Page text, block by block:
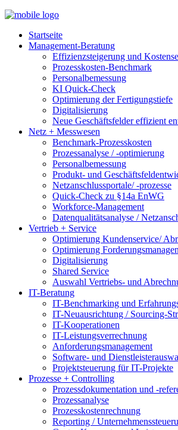
Startseite
Management-Beratung
Effizienzsteigerung und
Prozesskosten-Benchmark
Personalbemessung
KI Quick-Check
Optimierung der Fertigungstiefe
Digitalisierung
Neue Geschäftsfelder effizient
Netz + Messwesen
Benchmark-Prozesskosten
Prozessanalyse / -optimierung
Personalbemessung
Produkt- und
Netzanschlussportale/ -prozesse
Quick-Check zu §14a EnWG
Workforce-Management
Datenqualitätsanalyse /
Vertrieb + Service
Optimierung Kundenservice/
Optimierung
Digitalisierung
Shared Service
Auswahl Vertriebs- und
IT-Beratung
IT-Benchmarking und
IT-Neuausrichtung / Sourcing-
IT-Kooperationen
IT-Leistungsverrechnung
Anforderungsmanagement
Software- und
Projektsteuerung für IT-Projekte
Prozesse + Controlling
Prozessdokumentation und -
Prozessanalyse
Prozesskostenrechnung
Reporting /